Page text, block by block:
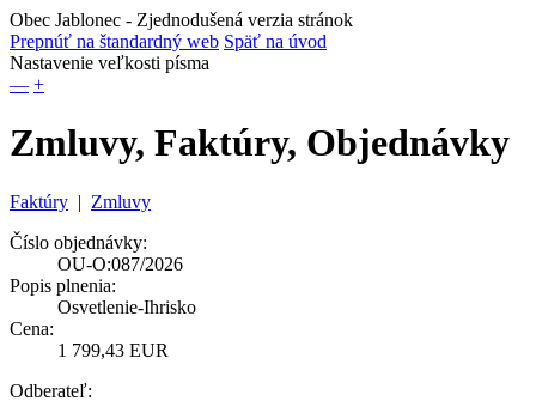
Obec Jablonec - Zjednodušená verzia stránok
Prepnúť na štandardný web Späť na úvod
Nastavenie veľkosti písma
— +
Zmluvy, Faktúry, Objednávky
Faktúry | Zmluvy
Číslo objednávky:
OU-O:087/2026
Popis plnenia:
Osvetlenie-Ihrisko
Cena:
1 799,43 EUR
Odberateľ: